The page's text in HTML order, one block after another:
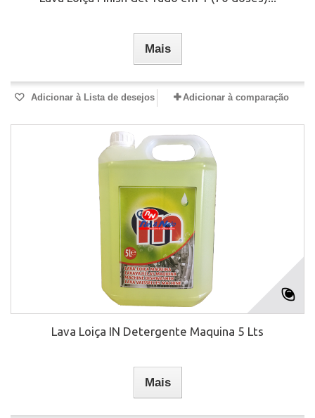
Mais
Adicionar à Lista de desejos Adicionar à comparação
Lava Loiça IN Detergente Maquina 5 Lts
Mais